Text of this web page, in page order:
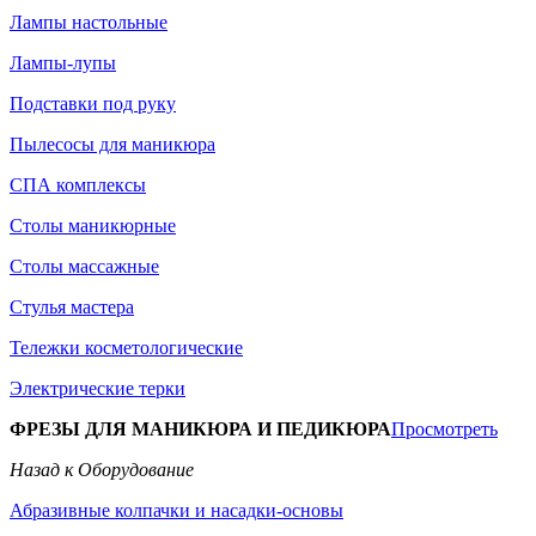
Лампы настольные
Лампы-лупы
Подставки под руку
Пылесосы для маникюра
СПА комплексы
Столы маникюрные
Столы массажные
Стулья мастера
Тележки косметологические
Электрические терки
ФРЕЗЫ ДЛЯ МАНИКЮРА И ПЕДИКЮРАПросмотреть
Назад к Оборудование
Абразивные колпачки и насадки-основы